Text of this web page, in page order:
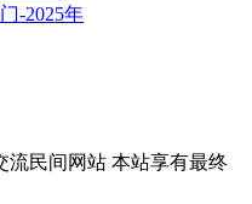
-2025年
流民间网站 本站享有最终